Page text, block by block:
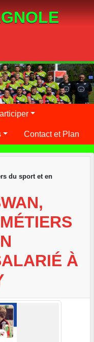
Contact et Plan
du sport et en
À